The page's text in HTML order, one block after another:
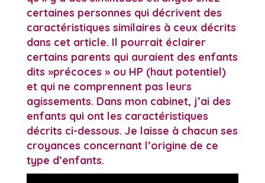
certaines personnes qui décrivent des
caractéristiques similaires à ceux décrits
dans cet article. Il pourrait éclairer
certains parents qui auraient des enfants
dits »précoces » ou HP (haut potentiel)
et qui ne comprennent pas leurs
agissements. Dans mon cabinet, j’ai des
enfants qui ont les caractéristiques
décrits ci-dessous. Je laisse à chacun ses
croyances concernant l’origine de ce
type d’enfants.